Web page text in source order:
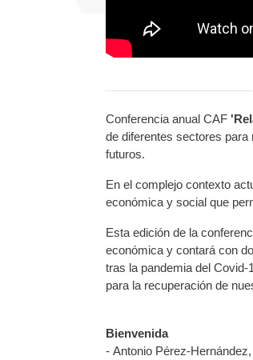
Conferencia anual CAF
de diferentes sectores para
futuros.
En el complejo contexto
económica y social que
Esta edición de la
económica y contará con
tras la pandemia del
para la recuperación de
Bienvenida
- Antonio Pérez-